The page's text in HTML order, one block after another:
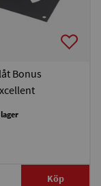
Bonus
lager
Köp